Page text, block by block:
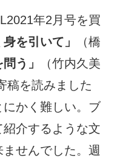
年2月号を買
を引いて」
（橋
う」
（竹内久美
稿を読みました
かく難しい。ブ
介するような文
せんでした。週